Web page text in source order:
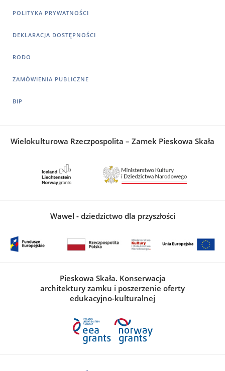
POLITYKA PRYWATNOŚCI
DEKLARACJA DOSTĘPNOŚCI
RODO
ZAMÓWIENIA PUBLICZNE
BIP
Wielokulturowa Rzeczpospolita – Zamek Pieskowa Skała
Wawel - dziedzictwo dla przyszłości
Pieskowa Skała. Konserwacja
architektury zamku i poszerzenie oferty
edukacyjno-kulturalnej